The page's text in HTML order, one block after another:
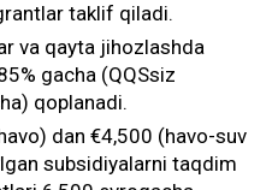
taklif qiladi.
va qayta jihozlashda
gacha (QQSsiz
qoplanadi.
dan €4,500 (havo-suv
subsidiyalarni taqdim